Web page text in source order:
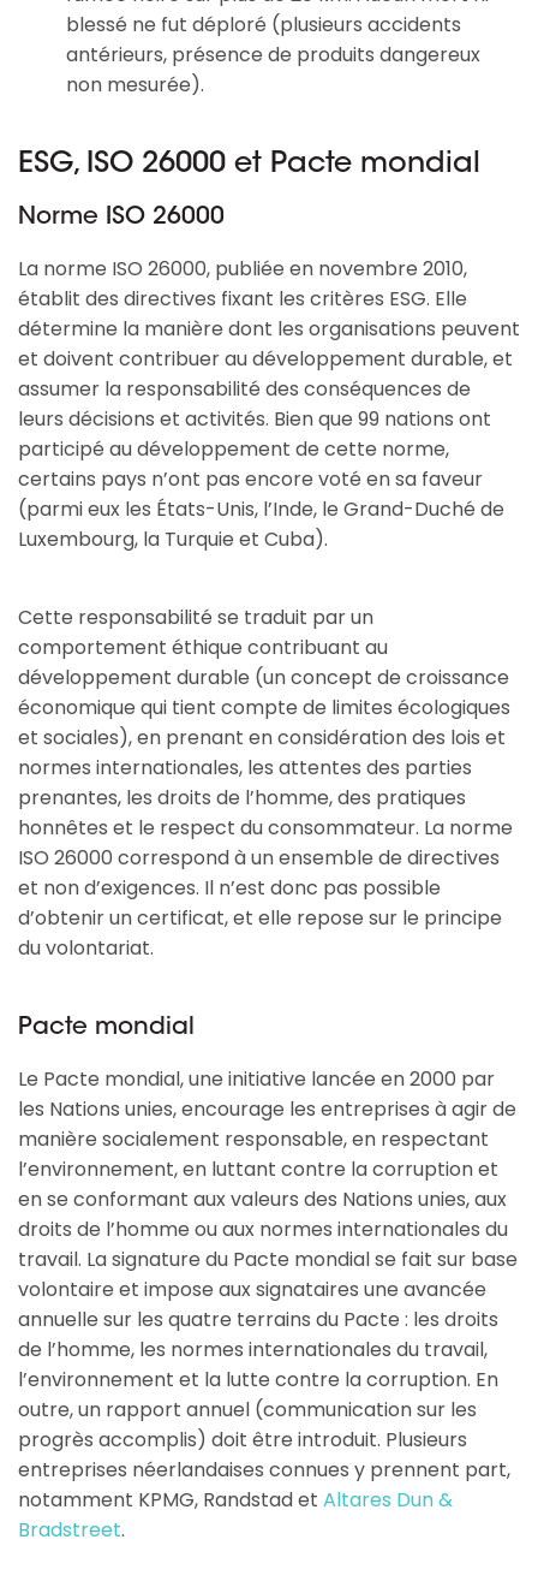
blessé ne fut déploré (plusieurs accidents
antérieurs, présence de produits dangereux
non mesurée).
ESG, ISO 26000 et Pacte mondial
Norme ISO 26000
La norme ISO 26000, publiée en novembre 2010,
établit des directives fixant les critères ESG. Elle
détermine la manière dont les organisations peuvent
et doivent contribuer au développement durable, et
assumer la responsabilité des conséquences de
leurs décisions et activités. Bien que 99 nations ont
participé au développement de cette norme,
certains pays n’ont pas encore voté en sa faveur
(parmi eux les États-Unis, l’Inde, le Grand-Duché de
Luxembourg, la Turquie et Cuba).
Cette responsabilité se traduit par un
comportement éthique contribuant au
développement durable (un concept de croissance
économique qui tient compte de limites écologiques
et sociales), en prenant en considération des lois et
normes internationales, les attentes des parties
prenantes, les droits de l’homme, des pratiques
honnêtes et le respect du consommateur. La norme
ISO 26000 correspond à un ensemble de directives
et non d’exigences. Il n’est donc pas possible
d’obtenir un certificat, et elle repose sur le principe
du volontariat.
Pacte mondial
Le Pacte mondial, une initiative lancée en 2000 par
les Nations unies, encourage les entreprises à agir de
manière socialement responsable, en respectant
l’environnement, en luttant contre la corruption et
en se conformant aux valeurs des Nations unies, aux
droits de l’homme ou aux normes internationales du
travail. La signature du Pacte mondial se fait sur base
volontaire et impose aux signataires une avancée
annuelle sur les quatre terrains du Pacte : les droits
de l’homme, les normes internationales du travail,
l’environnement et la lutte contre la corruption. En
outre, un rapport annuel (communication sur les
progrès accomplis) doit être introduit. Plusieurs
entreprises néerlandaises connues y prennent part,
notamment KPMG, Randstad et Altares Dun &
Bradstreet.